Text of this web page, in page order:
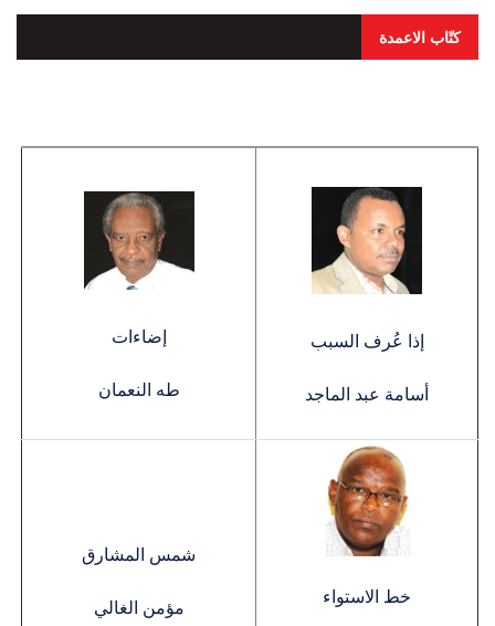
كتّاب الاعمدة
إذا عُرف السبب
أسامة عبد الماجد
إضاءات
طه النعمان
خط الاستواء
شمس المشارق
مؤمن الغالي